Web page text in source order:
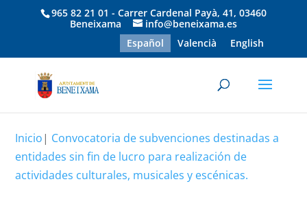
965 82 21 01 - Carrer Cardenal Payà, 41, 03460
Beneixama
info@beneixama.es
Español
Valencià English
Inicio| Convocatoria de subvenciones destinadas a
entidades sin fin de lucro para realización de
actividades culturales, musicales y escénicas.